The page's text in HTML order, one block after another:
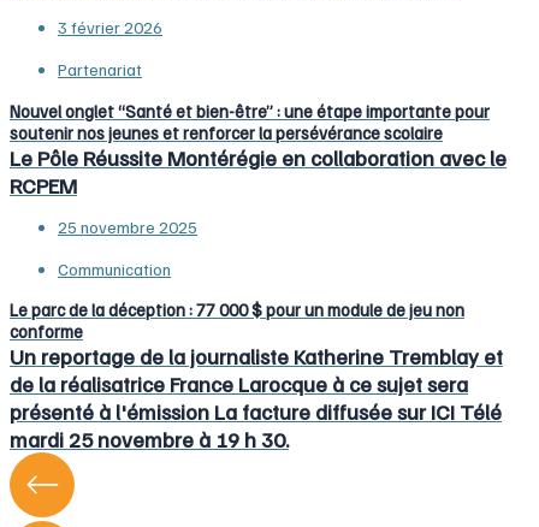
3 février 2026
Partenariat
Nouvel onglet “Santé et bien-être” : une étape importante pour
soutenir nos jeunes et renforcer la persévérance scolaire
Le Pôle Réussite Montérégie en collaboration avec le
RCPEM
25 novembre 2025
Communication
Le parc de la déception : 77 000 $ pour un module de jeu non
conforme
Un reportage de la journaliste Katherine Tremblay et
de la réalisatrice France Larocque à ce sujet sera
présenté à l'émission La facture diffusée sur ICI Télé
mardi 25 novembre à 19 h 30.